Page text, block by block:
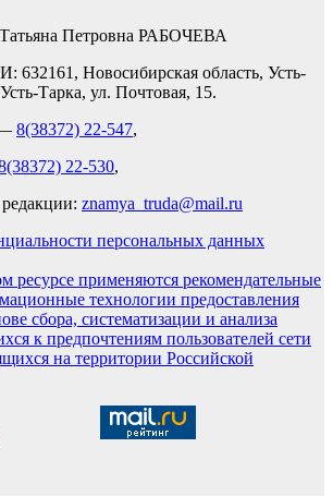
Петровна РАБОЧЕВА
Новосибирская область, Усть-
Тарка, ул. Почтовая, 15.
8(38372) 22-547,
22-530,
znamya_truda@mail.ru
персональных данных
ресурсе применяются рекомендательные
технологии предоставления
сбора, систематизации и анализа
к предпочтениям пользователей сети
на территории Российской